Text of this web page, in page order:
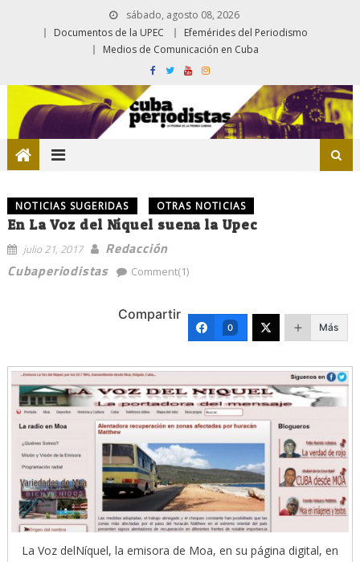
sábado, agosto 08, 2026
Documentos de la UPEC
Efemérides del Periodismo
Medios de Comunicación en Cuba
NOTICIAS SUGERIDAS OTRAS NOTICIAS
En La Voz del Níquel suena la Upec
julio 21, 2017
Redacción
Cubaperiodistas
Comment(1)
Compartir
0 Más
La Voz delNíquel, la emisora de Moa, en su página digital, en